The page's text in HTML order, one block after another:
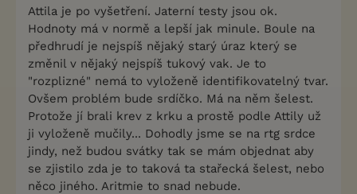
Attila je po vyšetření. Jaterní testy jsou ok.
Hodnoty má v normě a lepší jak minule. Boule na
předhrudí je nejspíš nějaký starý úraz který se
změnil v nějaký nejspíš tukový vak. Je to
"rozplizné" nemá to vyloženě identifikovatelný tvar.
Ovšem problém bude srdíčko. Má na něm šelest.
Protože jí brali krev z krku a prostě podle Attily už
ji vyloženě mučily... Dohodly jsme se na rtg srdce
jindy, než budou svátky tak se mám objednat aby
se zjistilo zda je to taková ta stařecká šelest, nebo
něco jiného. Aritmie to snad nebude.